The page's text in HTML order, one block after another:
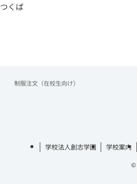
つくば
制服注文（在校生向け）
学校法人創志学園 学校案内
©